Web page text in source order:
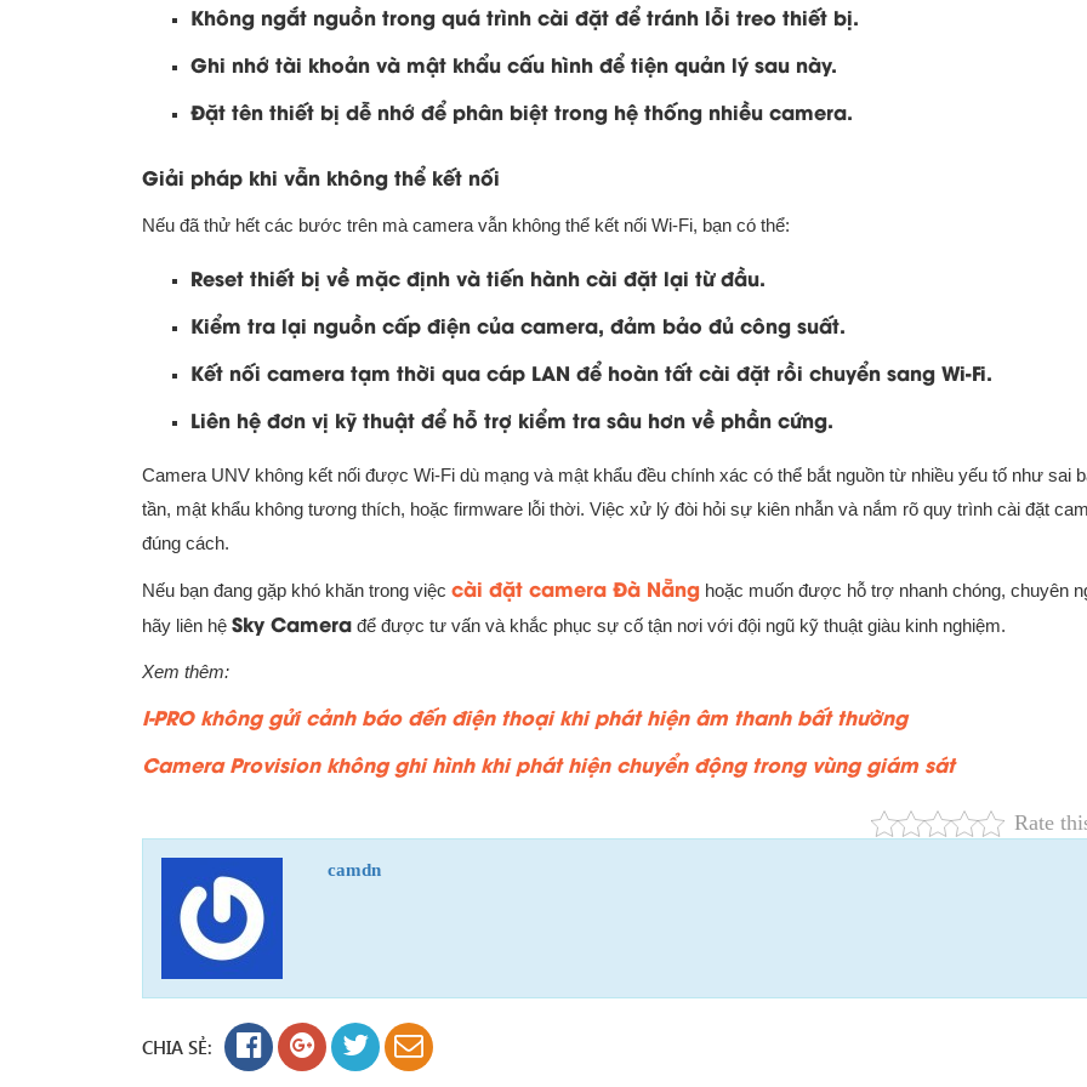
Không ngắt nguồn trong quá trình cài đặt để tránh lỗi treo thiết bị.
Ghi nhớ tài khoản và mật khẩu cấu hình để tiện quản lý sau này.
Đặt tên thiết bị dễ nhớ để phân biệt trong hệ thống nhiều camera.
Giải pháp khi vẫn không thể kết nối
Nếu đã thử hết các bước trên mà camera vẫn không thể kết nối Wi-Fi, bạn có thể:
Reset thiết bị về mặc định và tiến hành cài đặt lại từ đầu.
Kiểm tra lại nguồn cấp điện của camera, đảm bảo đủ công suất.
Kết nối camera tạm thời qua cáp LAN để hoàn tất cài đặt rồi chuyển sang Wi-Fi.
Liên hệ đơn vị kỹ thuật để hỗ trợ kiểm tra sâu hơn về phần cứng.
Camera UNV không kết nối được Wi-Fi dù mạng và mật khẩu đều chính xác có thể bắt nguồn từ nhiều yếu tố như sai
tần, mật khẩu không tương thích, hoặc firmware lỗi thời. Việc xử lý đòi hỏi sự kiên nhẫn và nắm rõ quy trình cài đặt
đúng cách.
Nếu bạn đang gặp khó khăn trong việc cài đặt camera Đà Nẵng hoặc muốn được hỗ trợ nhanh chóng, chuyên
hãy liên hệ Sky Camera để được tư vấn và khắc phục sự cố tận nơi với đội ngũ kỹ thuật giàu kinh nghiệm.
Xem thêm:
I-PRO không gửi cảnh báo đến điện thoại khi phát hiện âm thanh bất thường
Camera Provision không ghi hình khi phát hiện chuyển động trong vùng giám sát
Rate
camdn
CHIA SẺ: